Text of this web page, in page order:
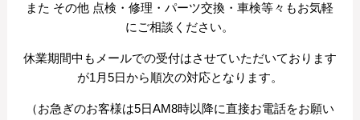
また その他 点検・修理・パーツ交換・車検等々もお気軽
にご相談ください。
休業期間中もメールでの受付はさせていただいております
が1月5日から順次の対応となります。
（お急ぎのお客様は5日AM8時以降に直接お電話をお願い